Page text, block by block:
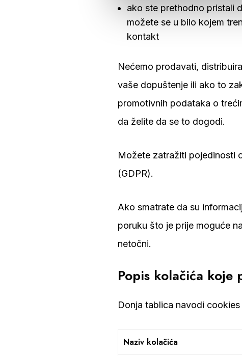
ako ste prethodno pristali
možete se u bilo kojem
kontakt
Nećemo prodavati,
vaše dopuštenje ili ako to
promotivnih podataka o
da želite da se to dogodi.
Možete zatražiti pojedinosti
(GDPR).
Ako smatrate da su
poruku što je prije moguće
netočni.
Popis kolačića koje
Donja tablica navodi
Naziv kolačića